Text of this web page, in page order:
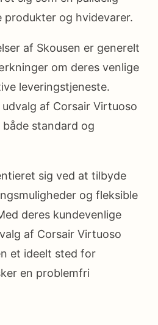
produkter og hvidevarer.
af Skousen er generelt
om deres venlige
leveringstjeneste.
af Corsair Virtuoso
standard og
sig ved at tilbyde
og fleksible
deres kundevenlige
af Corsair Virtuoso
et ideelt sted for
en problemfri